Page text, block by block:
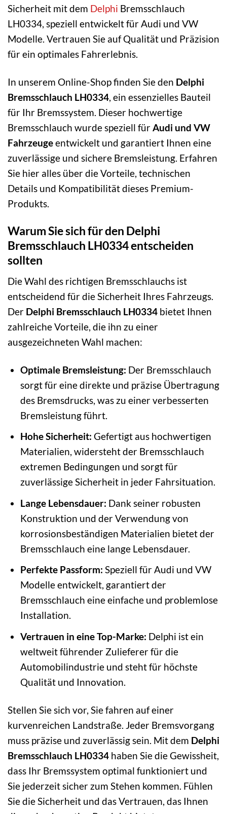
Sicherheit mit dem Delphi Bremsschlauch
LH0334, speziell entwickelt für Audi und VW
Modelle. Vertrauen Sie auf Qualität und Präzision
für ein optimales Fahrerlebnis.
In unserem Online-Shop finden Sie den Delphi
Bremsschlauch LH0334 , ein essenzielles Bauteil
für Ihr Bremssystem. Dieser hochwertige
Bremsschlauch wurde speziell für Audi und VW
Fahrzeugeentwickelt und garantiert Ihnen eine
zuverlässige und sichere Bremsleistung. Erfahren
Sie hier alles über die Vorteile, technischen
Details und Kompatibilität dieses Premium-
Produkts.
Warum Sie sich für den Delphi
Bremsschlauch LH0334 entscheiden
sollten
Die Wahl des richtigen Bremsschlauchs ist
entscheidend für die Sicherheit Ihres Fahrzeugs.
Der Delphi Bremsschlauch LH0334 bietet Ihnen
zahlreiche Vorteile, die ihn zu einer
ausgezeichneten Wahl machen:
Optimale Bremsleistung: Der Bremsschlauch
sorgt für eine direkte und präzise Übertragung
des Bremsdrucks, was zu einer verbesserten
Bremsleistung führt.
Hohe Sicherheit: Gefertigt aus hochwertigen
Materialien, widersteht der Bremsschlauch
extremen Bedingungen und sorgt für
zuverlässige Sicherheit in jeder Fahrsituation.
Lange Lebensdauer: Dank seiner robusten
Konstruktion und der Verwendung von
korrosionsbeständigen Materialien bietet der
Bremsschlauch eine lange Lebensdauer.
Perfekte Passform: Speziell für Audi und VW
Modelle entwickelt, garantiert der
Bremsschlauch eine einfache und problemlose
Installation.
Vertrauen in eine Top-Marke: Delphi ist ein
weltweit führender Zulieferer für die
Automobilindustrie und steht für höchste
Qualität und Innovation.
Stellen Sie sich vor, Sie fahren auf einer
kurvenreichen Landstraße. Jeder Bremsvorgang
muss präzise und zuverlässig sein. Mit dem Delphi
Bremsschlauch LH0334 haben Sie die Gewissheit,
dass Ihr Bremssystem optimal funktioniert und
Sie jederzeit sicher zum Stehen kommen. Fühlen
Sie die Sicherheit und das Vertrauen, das Ihnen